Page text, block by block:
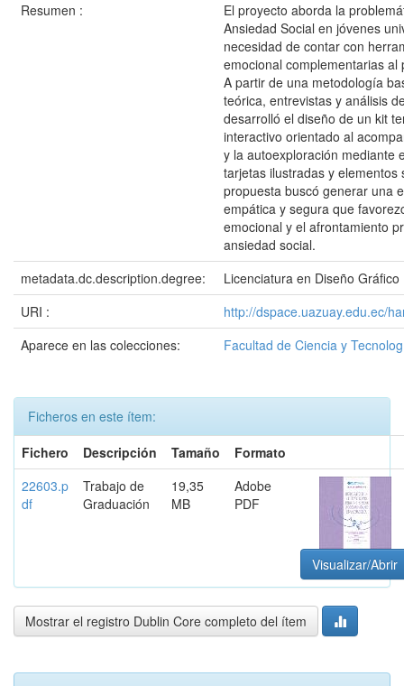
Resumen :
El proyecto aborda la
Ansiedad Social en jóvenes
necesidad de contar con
emocional complementarias al
A partir de una metodología
teórica, entrevistas y análisis
desarrolló el diseño de un kit
interactivo orientado al
y la autoexploración mediante
tarjetas ilustradas y elementos
propuesta buscó generar una
empática y segura que
emocional y el afrontamiento
ansiedad social.
metadata.dc.description.degree:
Licenciatura en Diseño Gráfico
URI :
http://dspace.uazuay.edu.ec/
Aparece en las colecciones:
Facultad de Ciencia y
Ficheros en este ítem:
Fichero
Descripción Tamaño
Formato
22603.p
df
Trabajo de
Graduación
19,35
MB
Adobe
PDF
Visualizar/Abrir
Mostrar el registro Dublin Core completo del ítem